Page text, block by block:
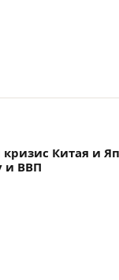
Китая и
и ВВП